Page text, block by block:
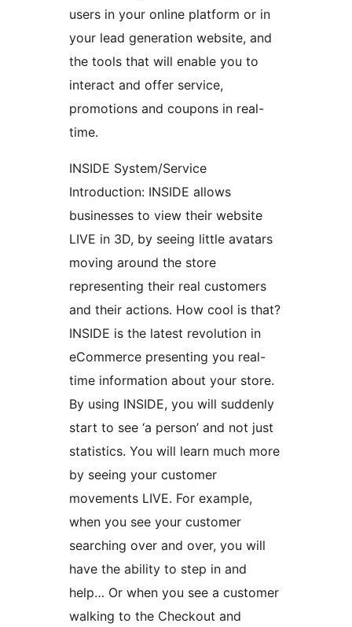
users in your online platform or in
your lead generation website, and
the tools that will enable you to
interact and offer service,
promotions and coupons in real-
time.
INSIDE System/Service
Introduction: INSIDE allows
businesses to view their website
LIVE in 3D, by seeing little avatars
moving around the store
representing their real customers
and their actions. How cool is that?
INSIDE is the latest revolution in
eCommerce presenting you real-
time information about your store.
By using INSIDE, you will suddenly
start to see ‘a person’ and not just
statistics. You will learn much more
by seeing your customer
movements LIVE. For example,
when you see your customer
searching over and over, you will
have the ability to step in and
help… Or when you see a customer
walking to the Checkout and